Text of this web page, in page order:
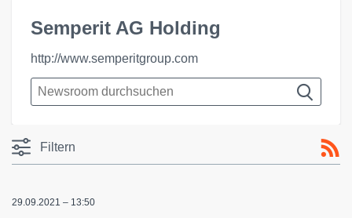
Semperit AG Holding
http://www.semperitgroup.com
Filtern
29.09.2021 – 13:50